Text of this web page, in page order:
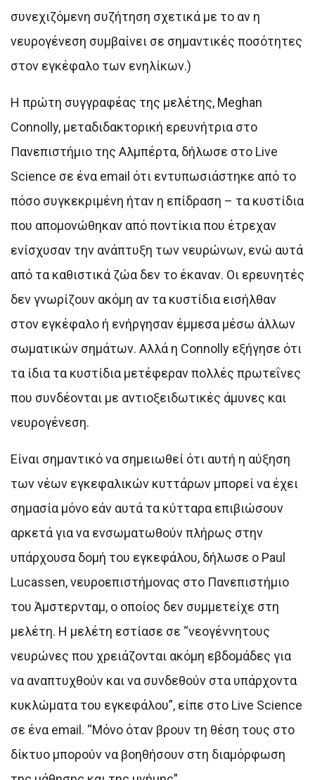
συνεχιζόμενη συζήτηση σχετικά με το αν η
νευρογένεση συμβαίνει σε σημαντικές ποσότητες
στον εγκέφαλο των ενηλίκων.)
Η πρώτη συγγραφέας της μελέτης, Meghan
Connolly, μεταδιδακτορική ερευνήτρια στο
Πανεπιστήμιο της Αλμπέρτα, δήλωσε στο Live
Science σε ένα email ότι εντυπωσιάστηκε από το
πόσο συγκεκριμένη ήταν η επίδραση – τα κυστίδια
που απομονώθηκαν από ποντίκια που έτρεχαν
ενίσχυσαν την ανάπτυξη των νευρώνων, ενώ αυτά
από τα καθιστικά ζώα δεν το έκαναν. Οι ερευνητές
δεν γνωρίζουν ακόμη αν τα κυστίδια εισήλθαν
στον εγκέφαλο ή ενήργησαν έμμεσα μέσω άλλων
σωματικών σημάτων. Αλλά η Connolly εξήγησε ότι
τα ίδια τα κυστίδια μετέφεραν πολλές πρωτεΐνες
που συνδέονται με αντιοξειδωτικές άμυνες και
νευρογένεση.
Είναι σημαντικό να σημειωθεί ότι αυτή η αύξηση
των νέων εγκεφαλικών κυττάρων μπορεί να έχει
σημασία μόνο εάν αυτά τα κύτταρα επιβιώσουν
αρκετά για να ενσωματωθούν πλήρως στην
υπάρχουσα δομή του εγκεφάλου, δήλωσε ο Paul
Lucassen, νευροεπιστήμονας στο Πανεπιστήμιο
του Άμστερνταμ, ο οποίος δεν συμμετείχε στη
μελέτη. Η μελέτη εστίασε σε “νεογέννητους
νευρώνες που χρειάζονται ακόμη εβδομάδες για
να αναπτυχθούν και να συνδεθούν στα υπάρχοντα
κυκλώματα του εγκεφάλου”, είπε στο Live Science
σε ένα email. “Μόνο όταν βρουν τη θέση τους στο
δίκτυο μπορούν να βοηθήσουν στη διαμόρφωση